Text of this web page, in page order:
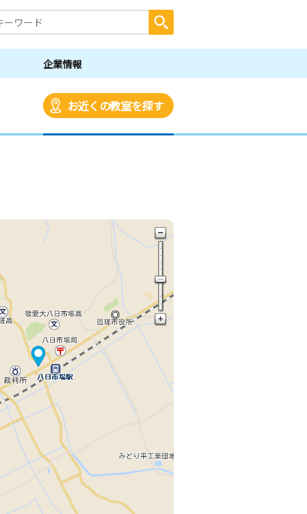
企業情報
お近くの教室を探す